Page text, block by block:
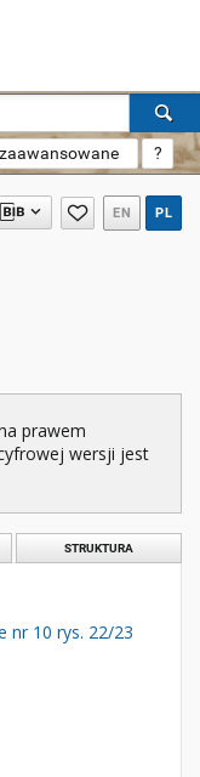
?
EN PL
prawem
wersji jest
STRUKTURA
nr 10 rys. 22/23